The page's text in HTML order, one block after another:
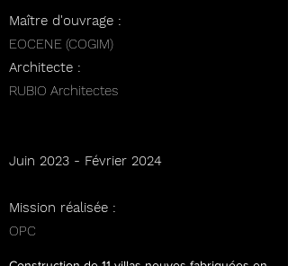
Maître d'ouvrage :
EOCENE (COGIM)
Architecte :
RUBIO Architectes
Juin 2023 - Février 2024
Mission réalisée :
OPC